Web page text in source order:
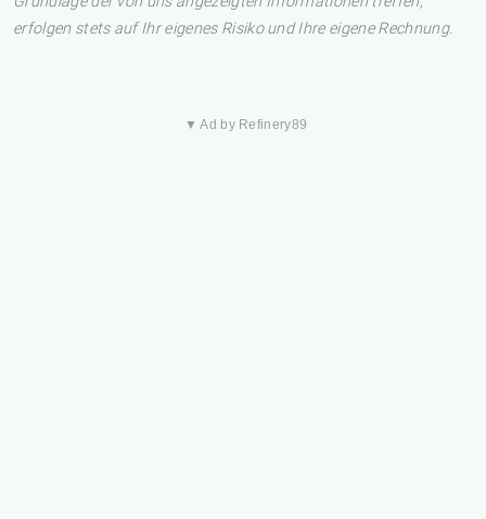
erfolgen stets auf Ihr eigenes Risiko und Ihre eigene Rechnung.
▼ Ad by Refinery89